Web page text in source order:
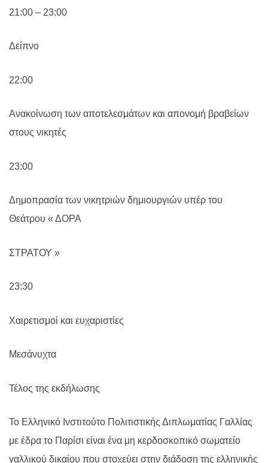
21:00 – 23:00
Δείπνο
22:00
Ανακοίνωση των αποτελεσμάτων και απονομή βραβείων
στους νικητές
23:00
Δημοπρασία των νικητριών δημιουργιών υπέρ του
Θεάτρου « ΔΟΡΑ
ΣΤΡΑΤΟΥ »
23:30
Χαιρετισμοί και ευχαριστίες
Μεσάνυχτα
Τέλος της εκδήλωσης
Το Ελληνικό Ινστιτούτο Πολιτιστικής Διπλωματίας Γαλλίας
με έδρα το Παρίσι είναι ένα μη κερδοσκοπικό σωματείο
γαλλικού δικαίου που στοχεύει στην διάδοση της ελληνικής